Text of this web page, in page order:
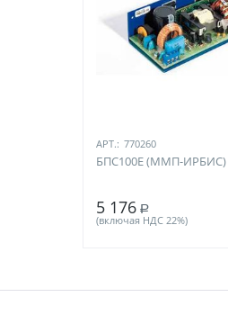
АРТ.: 770260
БПС100Е (ММП-ИРБИС)
5 176 Р
(включая НДС 22%)